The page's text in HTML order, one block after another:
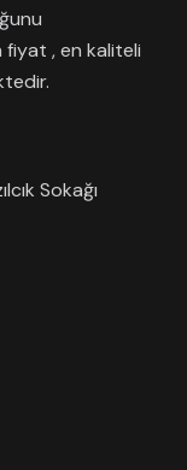
, en kaliteli
Sokağı